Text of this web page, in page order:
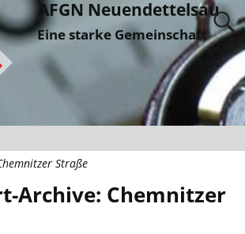
AFGN Neuendettelsau
Eine starke Gemeinschaft
Straße
Archive: Chemnitzer